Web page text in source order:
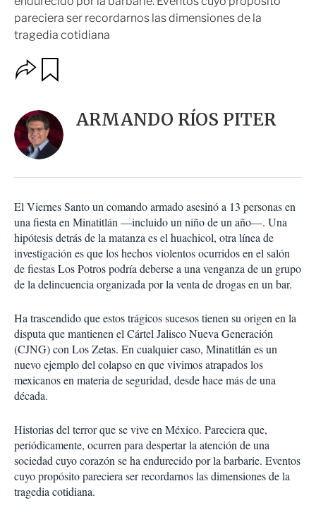
pareciera ser recordarnos las dimensiones de la
tragedia cotidiana
O
p
o
n
e
s
o
m
p
a
r
t
i
a
r
ARMANDO RÍOS PITER
El Viernes Santo un comando armado asesinó a 13 personas en
una fiesta en Minatitlán —incluido un niño de un año—. Una
hipótesis detrás de la matanza es el huachicol, otra línea de
investigación es que los hechos violentos ocurridos en el salón
de fiestas Los Potros podría deberse a una venganza de un grupo
de la delincuencia organizada por la venta de drogas en un bar.
Ha trascendido que estos trágicos sucesos tienen su origen en la
disputa que mantienen el Cártel Jalisco Nueva Generación
(CJNG) con Los Zetas. En cualquier caso, Minatitlán es un
nuevo ejemplo del colapso en que vivimos atrapados los
mexicanos en materia de seguridad, desde hace más de una
década.
Historias del terror que se vive en México. Pareciera que,
periódicamente, ocurren para despertar la atención de una
sociedad cuyo corazón se ha endurecido por la barbarie. Eventos
cuyo propósito pareciera ser recordarnos las dimensiones de la
tragedia cotidiana.